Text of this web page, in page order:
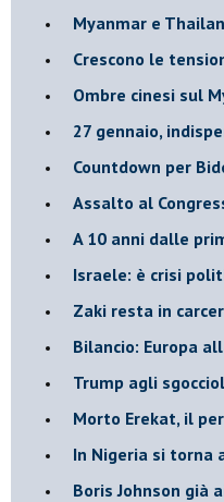
Myanmar e
Crescono le
Ombre cinesi sul
27 gennaio,
Countdown per
Assalto al
A 10 anni dalle
Israele: è crisi
Zaki resta in
Bilancio: Europa
Trump agli
Morto Erekat, il
In Nigeria si torna
Boris Johnson già